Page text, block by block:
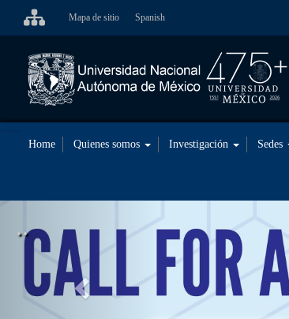
content
Mapa de sitio Spanish
Home Quienes somos Investigación Sedes
..